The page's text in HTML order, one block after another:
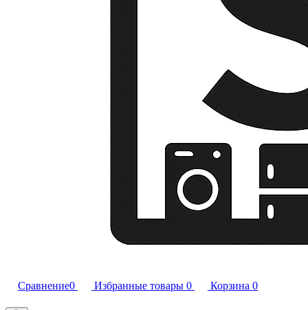
Сравнение0 Избранные товары 0 Корзина 0